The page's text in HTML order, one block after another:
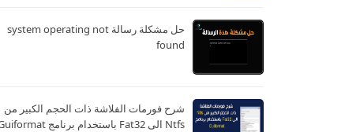
حل مشكلة رسالة system operating not
found
شرح فورمات الفلاشة ذات الحجم الكبير من
Ntfs الى Fat32 باستخدام برنامج Guiformat